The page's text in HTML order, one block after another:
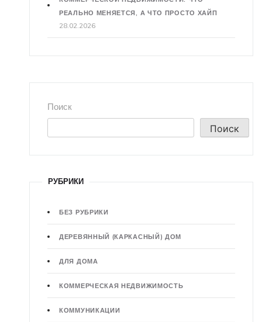
РЕАЛЬНО МЕНЯЕТСЯ, А ЧТО ПРОСТО ХАЙП
28.02.2026
Поиск
Поиск
РУБРИКИ
БЕЗ РУБРИКИ
ДЕРЕВЯННЫЙ (КАРКАСНЫЙ) ДОМ
ДЛЯ ДОМА
КОММЕРЧЕСКАЯ НЕДВИЖИМОСТЬ
КОММУНИКАЦИИ